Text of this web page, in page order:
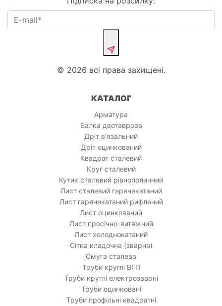
© 2026 всі права захищені.
КАТАЛОГ
Арматура
Балка двотаврова
Дріт в'язальний
Дріт оцинкований
Квадрат сталевий
Круг сталевий
Кутик сталевий рівнополичний
Лист сталевий гарячекатаний
Лист гарячекатаний рифлений
Лист оцинкований
Лист просічно-витяжний
Лист холоднокатаний
Сітка кладочна (зварна)
Смуга сталева
Труби круглі ВГП
Труби круглі електрозварні
Труби оцинковані
Труби профільні квадратні